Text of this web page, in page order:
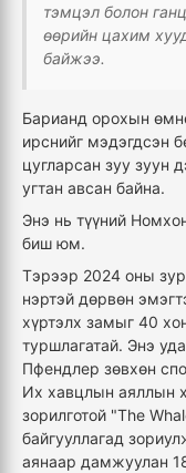
тэмцэл болон
өөрийн цахим
байжээ.
Барианд орохын
ирснийг мэдэгдсэн
цугларсан зуу зуун
угтан авсан байна.
Энэ нь түүний
биш юм.
Тэрээр 2024 оны
нэртэй дөрвөн
хүртэлх замыг 40
туршлагатай. Энэ
Пфендлер зөвхөн
Их хавцлын аяллын
зорилготой "The
байгууллагад
аянаар дамжуулан